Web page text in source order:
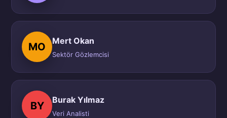
MO
Mert Okan
Sektör Gözlemcisi
BY
Burak Yılmaz
Veri Analisti